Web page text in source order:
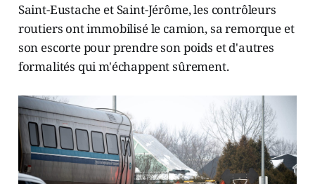
Saint-Eustache et Saint-Jérôme, les contrôleurs
routiers ont immobilisé le camion, sa remorque et
son escorte pour prendre son poids et d'autres
formalités qui m'échappent sûrement.